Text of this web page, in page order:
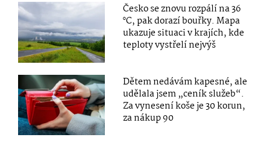
Česko se znovu rozpálí na 36
°C, pak dorazí bouřky. Mapa
ukazuje situaci v krajích, kde
teploty vystřelí nejvýš
Dětem nedávám kapesné, ale
udělala jsem „ceník služeb“.
Za vynesení koše je 30 korun,
za nákup 90